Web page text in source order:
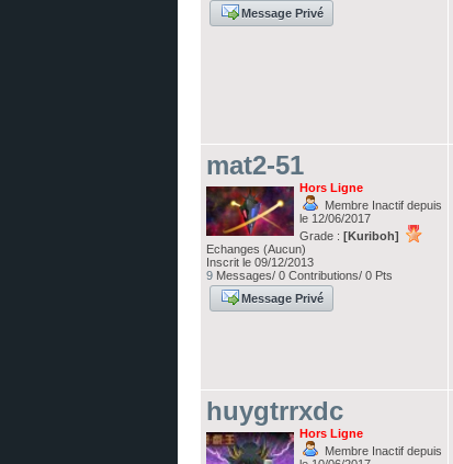
Message Privé
mat2-51
Hors Ligne
Membre Inactif depuis
le 12/06/2017
Grade : [Kuriboh]
Echanges (Aucun)
Inscrit le 09/12/2013
9 Messages/ 0 Contributions/ 0 Pts
Message Privé
huygtrrxdc
Hors Ligne
Membre Inactif depuis